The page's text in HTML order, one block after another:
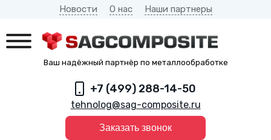
Новости О нас Наши партнеры
Ваш надёжный партнёр по металлообработке
+7 (499) 288-14-50
tehnolog@sag-composite.ru
Заказать звонок